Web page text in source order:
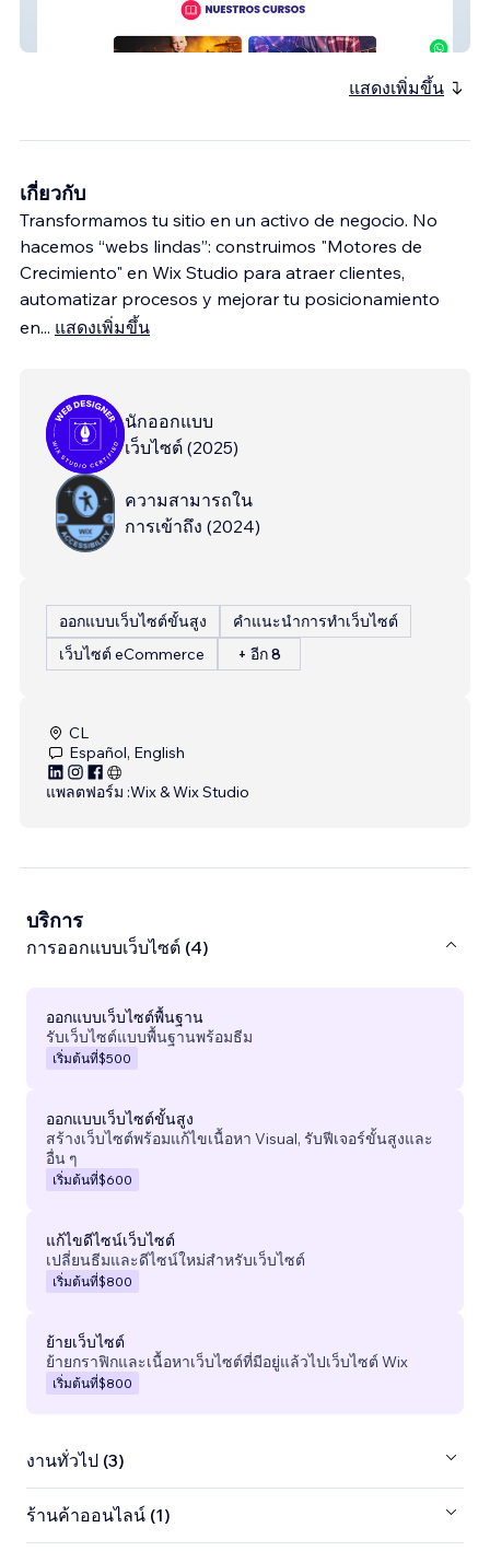
armonium
แสดงเพิ่มขึ้น
เกี่ยวกับ
Transformamos tu sitio en un activo de negocio. No
hacemos “webs lindas”: construimos "Motores de
Crecimiento" en Wix Studio para atraer clientes,
automatizar procesos y mejorar tu posicionamiento
en... แสดงเพิ่มขึ้น
นักออกแบบ
เว็บไซต์ (2025)
ความสามารถใน
การเข้าถึง (2024)
ออกแบบเว็บไซต์ขั้นสูง
คำแนะนำการทำเว็บไซต์
เว็บไซต์ eCommerce
+ อีก 8
CL
Español, English
แพลตฟอร์ม :Wix & Wix Studio
บริการ
การออกแบบเว็บไซต์ (4)
ออกแบบเว็บไซต์พื้นฐาน
รับเว็บไซต์แบบพื้นฐานพร้อมธีม
เริ่มต้นที่$500
ออกแบบเว็บไซต์ขั้นสูง
สร้างเว็บไซต์พร้อมแก้ไขเนื้อหา Visual, รับฟีเจอร์ขั้นสูงและ
อื่น ๆ
เริ่มต้นที่$600
แก้ไขดีไซน์เว็บไซต์
เปลี่ยนธีมและดีไซน์ใหม่สำหรับเว็บไซต์
เริ่มต้นที่$800
ย้ายเว็บไซต์
ย้ายกราฟิกและเนื้อหาเว็บไซต์ที่มีอยู่แล้วไปเว็บไซต์ Wix
เริ่มต้นที่$800
งานทั่วไป (3)
ร้านค้าออนไลน์ (1)